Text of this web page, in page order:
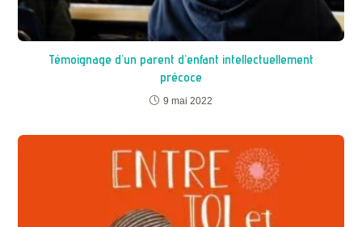
Témoignage d’un parent d’enfant intellectuellement
précoce
9 mai 2022